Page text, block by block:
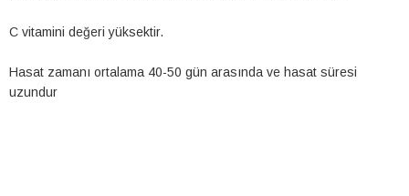
C vitamini değeri yüksektir.
Hasat zamanı ortalama 40-50 gün arasında ve hasat süresi
uzundur